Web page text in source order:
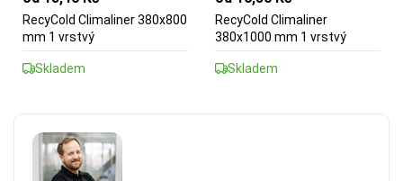
RecyCold Climaliner 380x800
mm 1 vrstvý
Skladem
RecyCold Climaliner
380x1000 mm 1 vrstvý
Skladem